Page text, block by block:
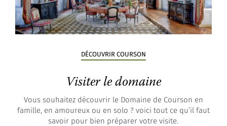
DÉCOUVRIR COURSON
Visiter le domaine
Vous souhaitez découvrir le Domaine de Courson en
famille, en amoureux ou en solo ? voici tout ce qu’il faut
savoir pour bien préparer votre visite.